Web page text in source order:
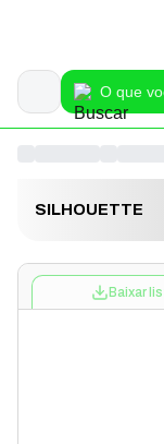
SILHOUETTE
Baixar